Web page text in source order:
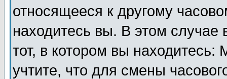
относящееся к другому
находитесь вы. В этом
тот, в котором вы
учтите, что для смены